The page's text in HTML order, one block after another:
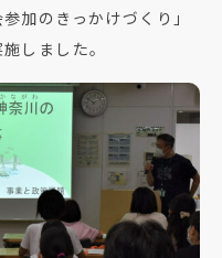
加のきっかけづくり」
しました。